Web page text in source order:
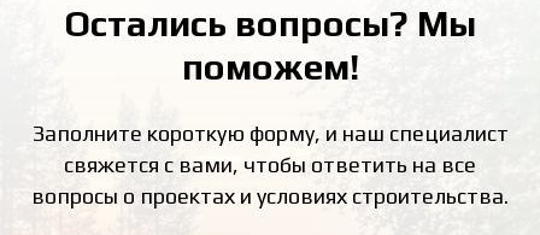
Остались вопросы? Мы
поможем!
Заполните короткую форму, и наш специалист
свяжется с вами, чтобы ответить на все
вопросы о проектах и условиях строительства.